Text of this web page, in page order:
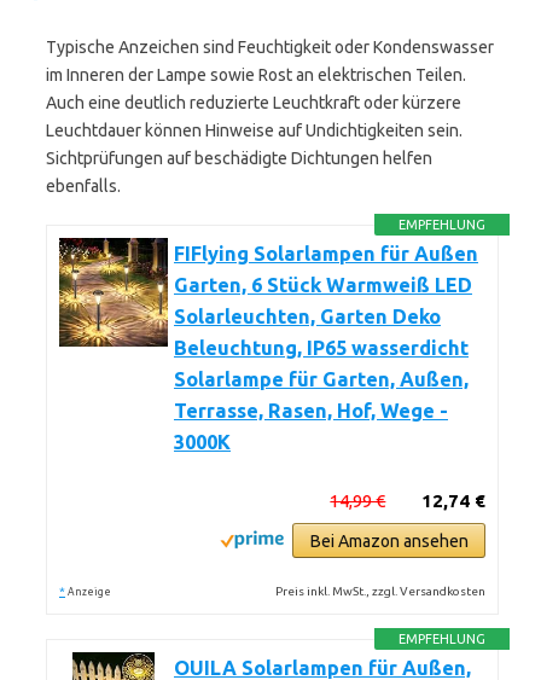
Typische Anzeichen sind Feuchtigkeit oder Kondenswasser
im Inneren der Lampe sowie Rost an elektrischen Teilen.
Auch eine deutlich reduzierte Leuchtkraft oder kürzere
Leuchtdauer können Hinweise auf Undichtigkeiten sein.
Sichtprüfungen auf beschädigte Dichtungen helfen
ebenfalls.
EMPFEHLUNG
FIFlying Solarlampen für Außen
Garten, 6 Stück Warmweiß LED
Solarleuchten, Garten Deko
Beleuchtung, IP65 wasserdicht
Solarlampe für Garten, Außen,
Terrasse, Rasen, Hof, Wege -
3000K
12,74 €
14,99 €
Bei Amazon ansehen
* Anzeige Preis inkl. MwSt., zzgl. Versandkosten
EMPFEHLUNG
OUILA Solarlampen für Außen,